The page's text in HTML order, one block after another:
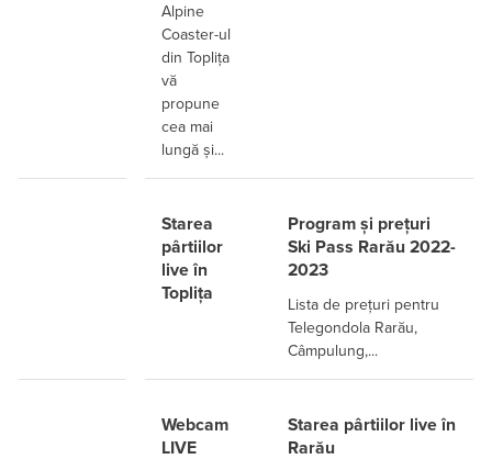
Alpine
Coaster-ul
din Toplița
vă
propune
cea mai
lungă și...
Starea
pârtiilor
live în
Toplița
Program și prețuri
Ski Pass Rarău 2022-
2023
Lista de prețuri pentru
Telegondola Rarău,
Câmpulung,...
Webcam
LIVE
Starea pârtiilor live în
Rarău